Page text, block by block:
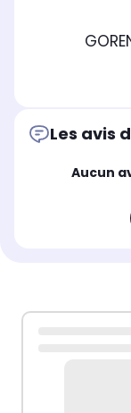
Les avis
Aucun